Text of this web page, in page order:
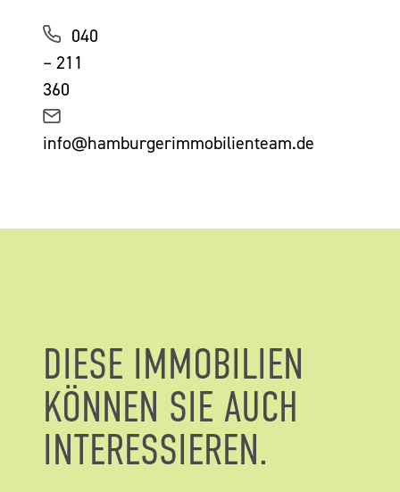
040
– 211
360
info@hamburgerimmobilienteam.de
DIESE IMMOBILIEN
KÖNNEN SIE AUCH
INTERESSIEREN.